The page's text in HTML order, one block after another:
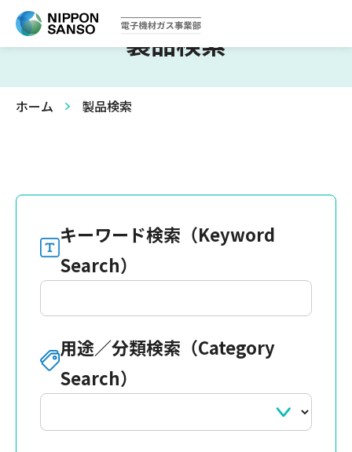
製品検索
ホーム 製品検索
キーワード検索（Keyword
Search）
用途／分類検索（Category
Search）